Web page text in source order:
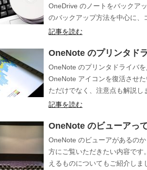
OneDrive のノートをバックア
のバックアップ方法を中心に
記事を読む
OneNote のプリンタド
OneNote のプリンタドライバ
OneNote アイコンを復活させ
ただけでなく、注意点も解説し
記事を読む
OneNote のビューアっ
OneNote のビューアがあるの
方にご覧いただきたい内容で
えるものについてもご紹介しま